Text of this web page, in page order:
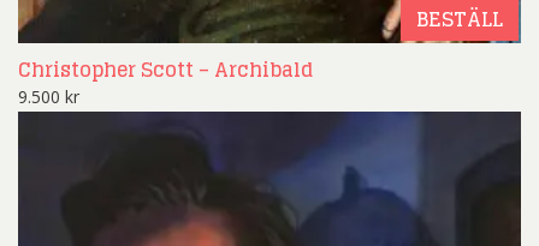
BESTÄLL
Christopher Scott – Archibald
9.500 kr